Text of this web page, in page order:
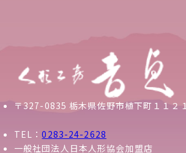
〒327-0835 栃木県佐野市植下町１１２１
TEL：0283-24-2628
一般社団法人日本人形協会加盟店